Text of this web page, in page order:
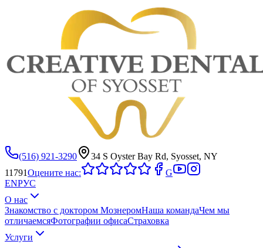
(516) 921-3290
34 S Oyster Bay Rd, Syosset, NY
11791Оцените нас:
G
ENРУС
О нас
Знакомство с доктором МознеромНаша командаЧем мы
отличаемсяФотографии офисаСтраховка
Услуги